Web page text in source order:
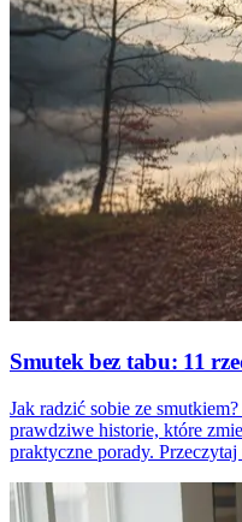
Smutek bez tabu: 11
Jak radzić sobie ze
prawdziwe historie, które
praktyczne porady. Przeczytaj